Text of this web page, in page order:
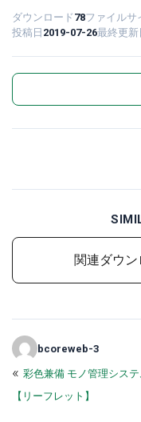
ダウンロード 78ファイルサ
投稿日 2019-07-26最終更新
関連ダウ
bcoreweb-3
« 彩色兼備 モノ管理システ
【リーフレット】